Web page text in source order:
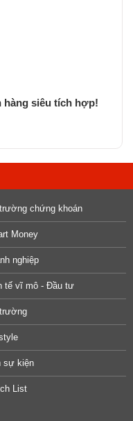
hàng siêu tích hợp!
chứng khoán
Money
nghiệp
tế vĩ mô - Đầu tư
sự kiện
List